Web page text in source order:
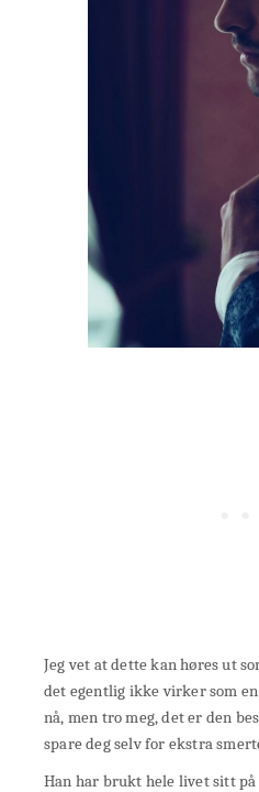
Jeg vet at dette kan høres ut
det egentlig ikke virker som
nå, men tro meg, det er den
spare deg selv for ekstra
Han har brukt hele livet sitt på